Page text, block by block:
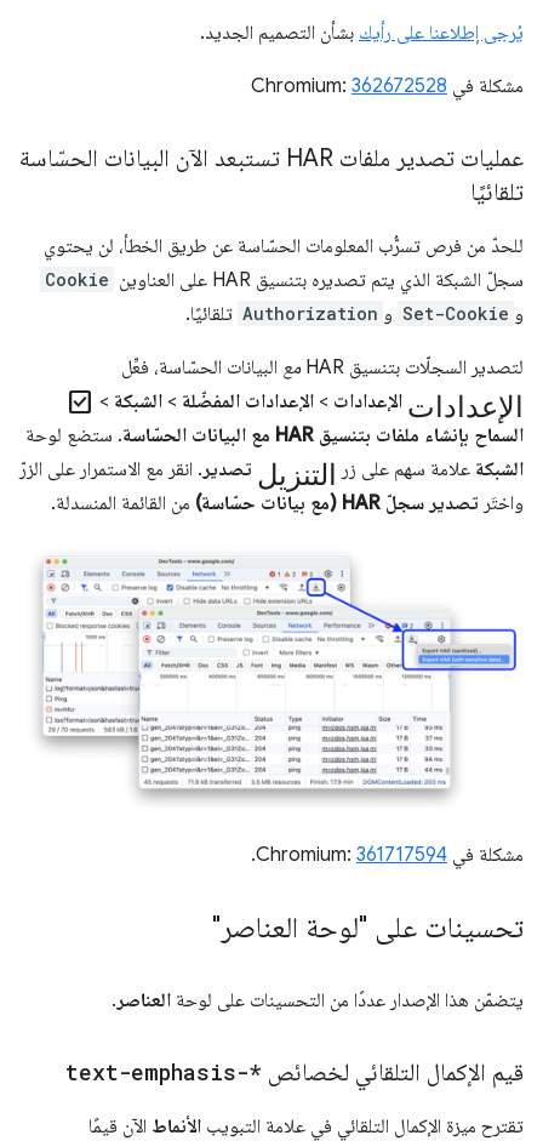
يُرجى إطلاعنا على رأيك بشأن التصميم الجديد.
مشكلة في Chromium: 362672528
عمليات تصدير ملفات HAR تستبعد الآن البيانات الحسّاسة
تلقائيًا
للحدّ من فرص تسرُّب المعلومات الحسّاسة عن طريق الخطأ، لن يحتوي
سجلّ الشبكة الذي يتم تصديره بتنسيق HAR على العناوين
Cookie
و Set-Cookie و Authorization تلقائيًا.
لتصدير السجلّات بتنسيق HAR مع البيانات الحسّاسة، فعِّل
الإعدادات الإعدادات > الإعدادات المفضّلة > الشبكة >
check_box
السماح بإنشاء ملفات بتنسيق HAR مع البيانات الحسّاسة
. ستضع لوحة
الشبكة علامة سهم على زر التنزيل تصدير . انقر مع الاستمرار على الزرّ
واختَر تصدير سجلّ HAR (مع بيانات حسّاسة) من القائمة المنسدلة.
مشكلة في Chromium: 361717594
.
تحسينات على "لوحة العناصر"
يتضمّن هذا الإصدار عددًا من التحسينات على لوحة العناصر .
قيم الإكمال التلقائي لخصائص text-emphasis-*
تقترح ميزة الإكمال التلقائي في علامة التبويب الأنماط الآن قيمًا